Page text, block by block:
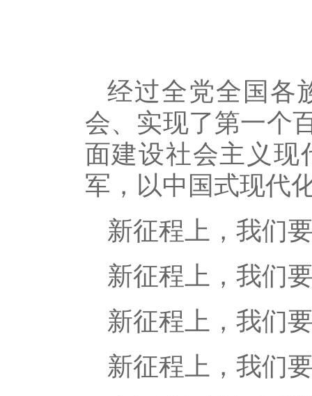
经过全党全国各
会、实现了第一个
面建设社会主义现
军，以中国式现代
新征程上，我们
新征程上，我们
新征程上，我们
新征程上，我们